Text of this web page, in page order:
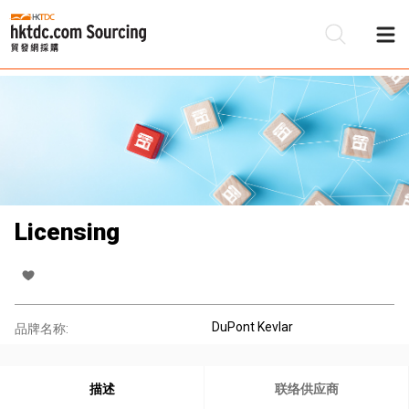
Licensing
品牌名称: DuPont Kevlar
描述 联络供应商